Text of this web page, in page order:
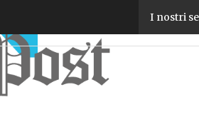
I nostri
Resto al